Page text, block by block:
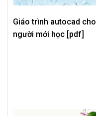
Giáo trình autocad cho
người mới học [pdf]